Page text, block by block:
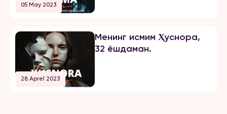
05 May 2023
28 Aprel 2023
Менинг исмим Ҳуснора,
32 ёшдаман.